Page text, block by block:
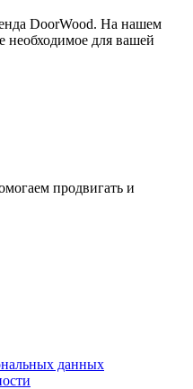
DoorWood. На нашем
необходимое для вашей
продвигать и
данных